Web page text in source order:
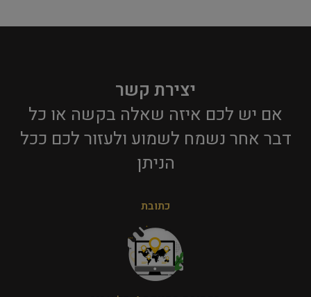
יצירת קשר
אם יש לכם איזה שאלה בקשה או כל
דבר אחר נשמח לשמוע ולעזור לכם ככל
הניתן​
כתובת